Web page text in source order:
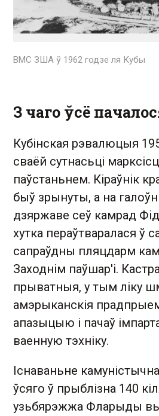
ВМС ЗША ў 1962 годзе ля Кубы
З чаго ўсё
Кубінская рэвалюцыя
сваёй сутнасьці
паўстаньнем. Кіраўнік
быў зрынуты, а на
дзяржаве сеў камрад
хутка пераўтваралася ў
сапраўдны пляцдарм
Заходнім паўшар'і.
прыватныя, у тым ліку
амэрыканскія
апазыцыю і пачаў
ваенную тэхніку.
Існаваньне
ўсяго ў прыблізна 140
узьбярэжжа Фларыды